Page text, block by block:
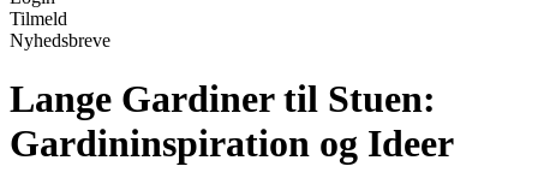
Tilmeld
Nyhedsbreve
Lange Gardiner til Stuen:
Gardininspiration og Ideer